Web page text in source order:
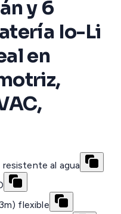
y 6
Io-Li
en
resistente al agua
flexible